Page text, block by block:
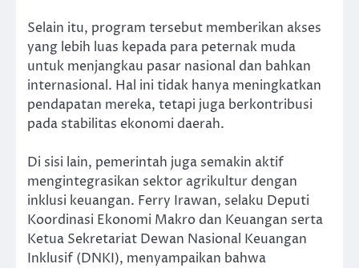
Selain itu, program tersebut memberikan akses
yang lebih luas kepada para peternak muda
untuk menjangkau pasar nasional dan bahkan
internasional. Hal ini tidak hanya meningkatkan
pendapatan mereka, tetapi juga berkontribusi
pada stabilitas ekonomi daerah.
Di sisi lain, pemerintah juga semakin aktif
mengintegrasikan sektor agrikultur dengan
inklusi keuangan. Ferry Irawan, selaku Deputi
Koordinasi Ekonomi Makro dan Keuangan serta
Ketua Sekretariat Dewan Nasional Keuangan
Inklusif (DNKI), menyampaikan bahwa